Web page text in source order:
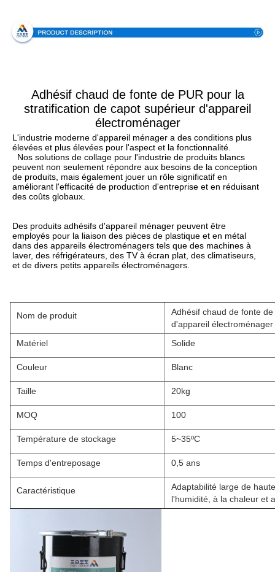
Adhésif chaud de fonte de PUR pour la
stratification de capot supérieur d'appareil
électroménager
L'industrie moderne d'appareil ménager a des conditions plus
élevées et plus élevées pour l'aspect et la fonctionnalité.
Nos solutions de collage pour l'industrie de produits blancs
peuvent non seulement répondre aux besoins de la conception
de produits, mais également jouer un rôle significatif en
améliorant l'efficacité de production d'entreprise et en réduisant
des coûts globaux.
Des produits adhésifs d'appareil ménager peuvent être
employés pour la liaison des pièces de plastique et en métal
dans des appareils électroménagers tels que des machines à
laver, des réfrigérateurs, des TV à écran plat, des climatiseurs,
et de divers petits appareils électroménagers.
Nom de produit
Adhésif chaud de fonte
d'appareil électroménager
Matériel
Solide
Couleur Blanc
Taille 20kg
MOQ 100
Température de stockage 5~35ºC
Temps d'entreposage 0,5 ans
Caractéristique
Adaptabilité large de
l'humidité, à la chaleur et